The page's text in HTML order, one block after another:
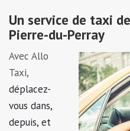
Un service de taxi
Pierre-du-Perray
Avec Allo
Taxi,
déplacez-
vous dans,
depuis, et